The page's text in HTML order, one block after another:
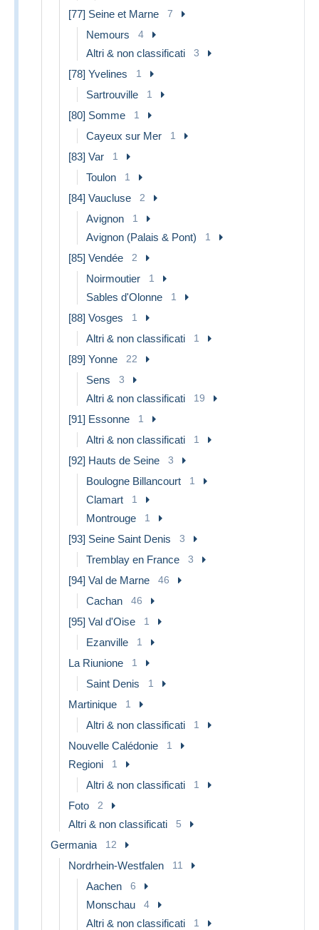
[77] Seine et Marne 7
Nemours 4
Altri & non classificati 3
[78] Yvelines 1
Sartrouville 1
[80] Somme 1
Cayeux sur Mer 1
[83] Var 1
Toulon 1
[84] Vaucluse 2
Avignon 1
Avignon (Palais & Pont) 1
[85] Vendée 2
Noirmoutier 1
Sables d'Olonne 1
[88] Vosges 1
Altri & non classificati 1
[89] Yonne 22
Sens 3
Altri & non classificati 19
[91] Essonne 1
Altri & non classificati 1
[92] Hauts de Seine 3
Boulogne Billancourt 1
Clamart 1
Montrouge 1
[93] Seine Saint Denis 3
Tremblay en France 3
[94] Val de Marne 46
Cachan 46
[95] Val d'Oise 1
Ezanville 1
La Riunione 1
Saint Denis 1
Martinique 1
Altri & non classificati 1
Nouvelle Calédonie 1
Regioni 1
Altri & non classificati 1
Foto 2
Altri & non classificati 5
Germania 12
Nordrhein-Westfalen 11
Aachen 6
Monschau 4
Altri & non classificati 1